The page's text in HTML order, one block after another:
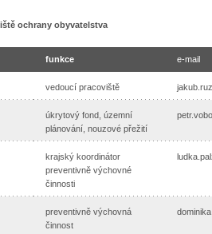
ochrany obyvatelstva
funkce e-mail
vedoucí pracoviště
úkrytový fond, územní
plánování, nouzové přežití
krajský koordinátor
preventivně výchovné
činnosti
preventivně výchovná
činnost